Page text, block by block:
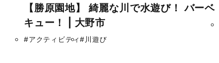
【勝原園地】 綺麗な川で水遊び！ バーベ
キュー！ | 大野市
#アクティビティ#川遊び